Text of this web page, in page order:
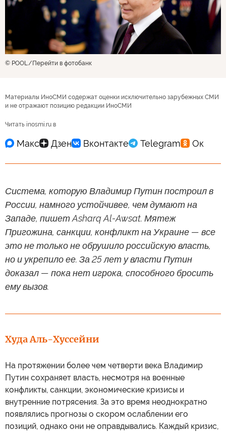
© POOL Перейти в фотобанк
Материалы ИноСМИ содержат оценки исключительно зарубежных СМИ
и не отражают позицию редакции ИноСМИ
Читать inosmi.ru в
Система, которую Владимир Путин построил в
России, намного устойчивее, чем думают на
Западе, пишет Asharq Al-Awsat. Мятеж
Пригожина, санкции, конфликт на Украине — все
это не только не обрушило российскую власть,
но и укрепило ее. За 25 лет у власти Путин
доказал — пока нет игрока, способного бросить
ему вызов.
Худа Аль-Хуссейни
На протяжении более чем четверти века Владимир
Путин сохраняет власть, несмотря на военные
конфликты, санкции, экономические кризисы и
внутренние потрясения. За это время неоднократно
появлялись прогнозы о скором ослаблении его
позиций, однако они не оправдывались. Каждый кризис,